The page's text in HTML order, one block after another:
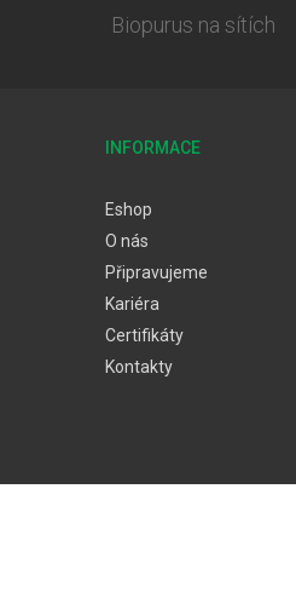
Biopurus na sítích
INFORMACE
Eshop
O nás
Připravujeme
Kariéra
Certifikáty
Kontakty